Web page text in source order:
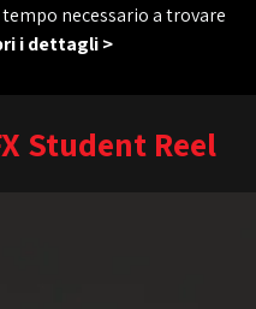
necessario a trovare
i dettagli >
Student Reel